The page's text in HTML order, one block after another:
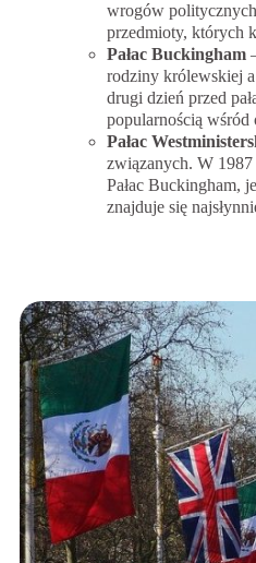
wrogów
przedmioty, których
Pałac Buckingham
rodziny królewskiej
drugi dzień przed
popularnością
Pałac
związanych. W
Pałac Buckingham,
znajduje się